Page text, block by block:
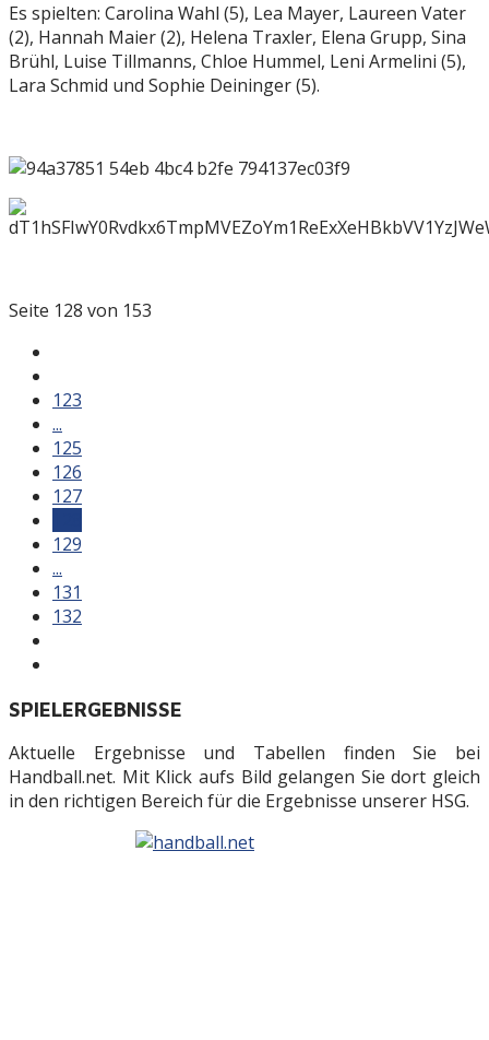
Es spielten: Carolina Wahl (5), Lea Mayer, Laureen Vater
(2), Hannah Maier (2), Helena Traxler, Elena Grupp, Sina
Brühl, Luise Tillmanns, Chloe Hummel, Leni Armelini (5),
Lara Schmid und Sophie Deininger (5).
Seite 128 von 153
123
...
125
126
127
129
...
131
132
SPIELERGEBNISSE
Aktuelle Ergebnisse und Tabellen finden Sie bei
Handball.net. Mit Klick aufs Bild gelangen Sie dort gleich
in den richtigen Bereich für die Ergebnisse unserer HSG.